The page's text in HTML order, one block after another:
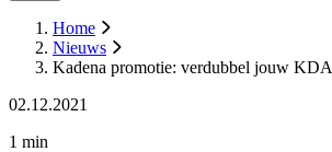
Home
Nieuws
Kadena promotie: verdubbel jouw KDA
02.12.2021
1 min